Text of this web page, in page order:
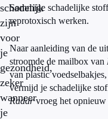
schadelijk
zijn
voor
je
gezondheid,
zeker
wanneer
je
Sommige schadelijke
reprotoxisch werken.
Naar aanleiding van de
stroomde de mailbox van
van plastic
vermijd je schadelijke
Radarvroeg het opnieuw